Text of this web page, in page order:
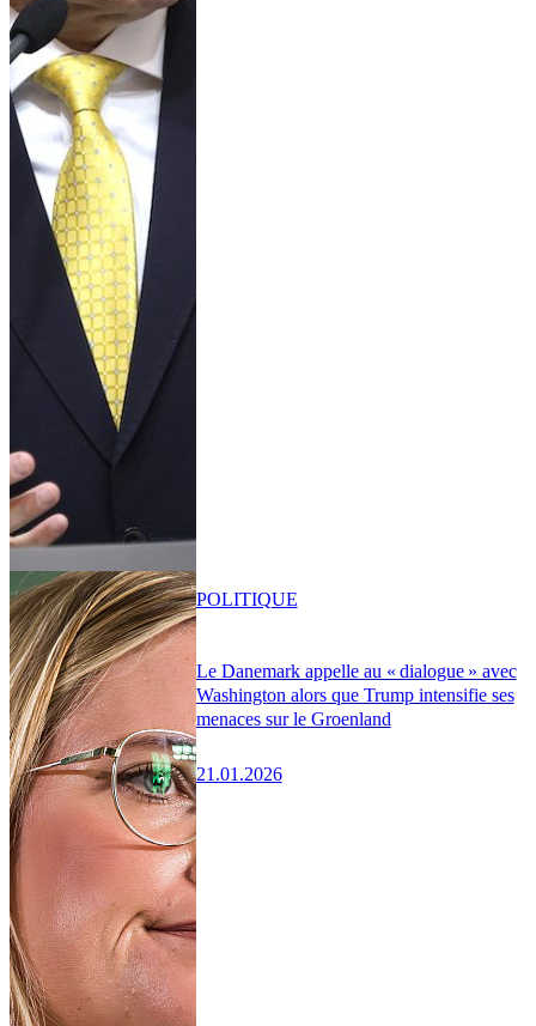
Le Danemark appelle au « dialogue » avec
Washington alors que Trump intensifie ses
menaces sur le Groenland
21.01.2026
POLITIQUE